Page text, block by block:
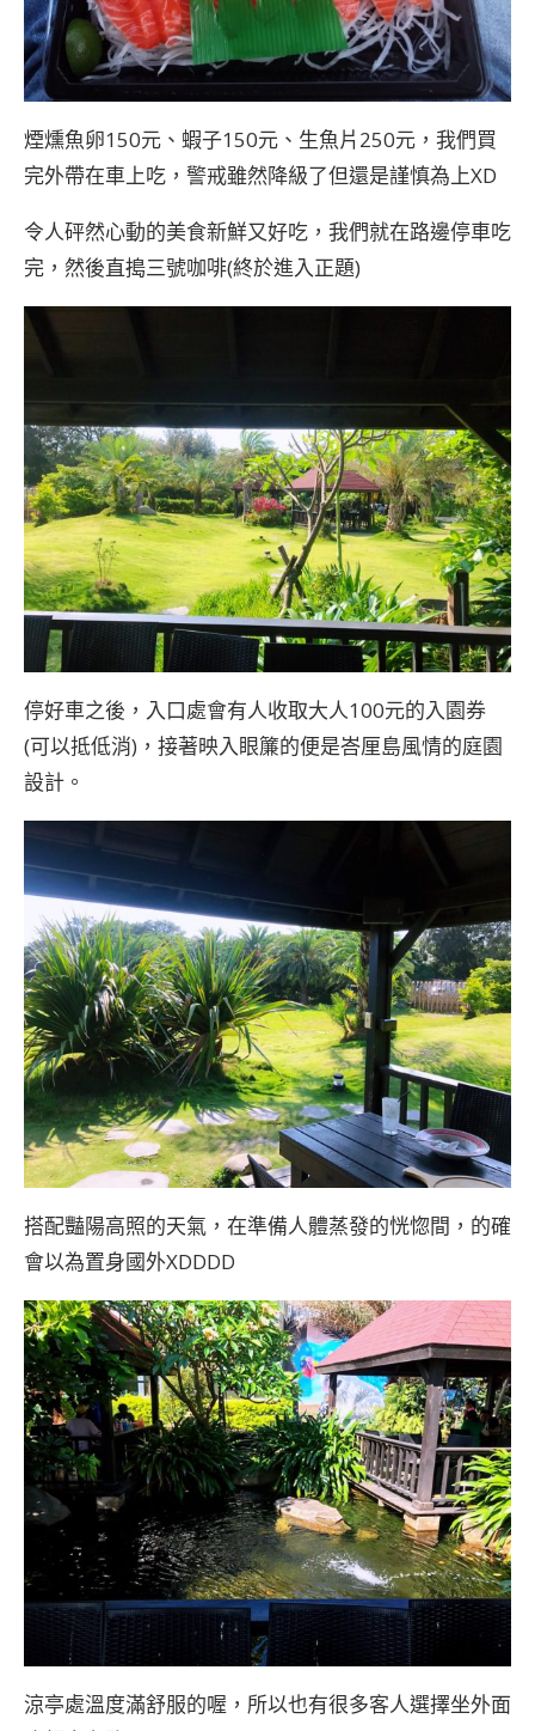
煙燻魚卵150元、蝦子150元、生魚片250元，我們買
完外帶在車上吃，警戒雖然降級了但還是謹慎為上XD
令人砰然心動的美食新鮮又好吃，我們就在路邊停車吃
完，然後直搗三號咖啡(終於進入正題)
停好車之後，入口處會有人收取大人100元的入園券
(可以抵低消)，接著映入眼簾的便是峇厘島風情的庭園
設計。
搭配豔陽高照的天氣，在準備人體蒸發的恍惚間，的確
會以為置身國外XDDDD
涼亭處溫度滿舒服的喔，所以也有很多客人選擇坐外面